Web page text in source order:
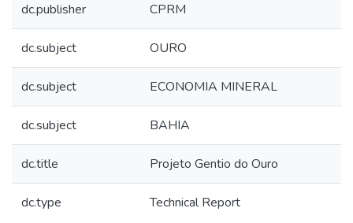
dc.publisher CPRM
dc.subject OURO
dc.subject ECONOMIA MINERAL
dc.subject BAHIA
dc.title Projeto Gentio do Ouro
dc.type Technical Report